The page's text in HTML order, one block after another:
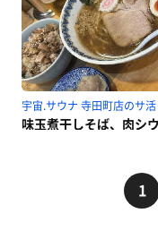
宇宙.サウナ 寺田町店のサ活
1